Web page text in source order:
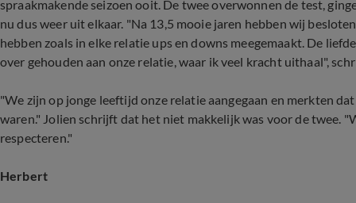
spraakmakende seizoen ooit. De twee overwonnen de test,
nu dus weer uit elkaar. "Na 13,5 mooie jaren hebben wij
hebben zoals in elke relatie ups en downs meegemaakt. De
over gehouden aan onze relatie, waar ik veel kracht uithaal",
"We zijn op jonge leeftijd onze relatie aangegaan en merkten
waren." Jolien schrijft dat het niet makkelijk was voor de twee.
respecteren."
Herbert